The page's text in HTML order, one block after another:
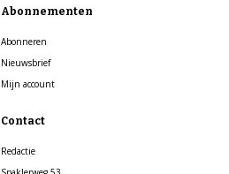
Abonnementen
Abonneren
Nieuwsbrief
Mijn account
Contact
Redactie